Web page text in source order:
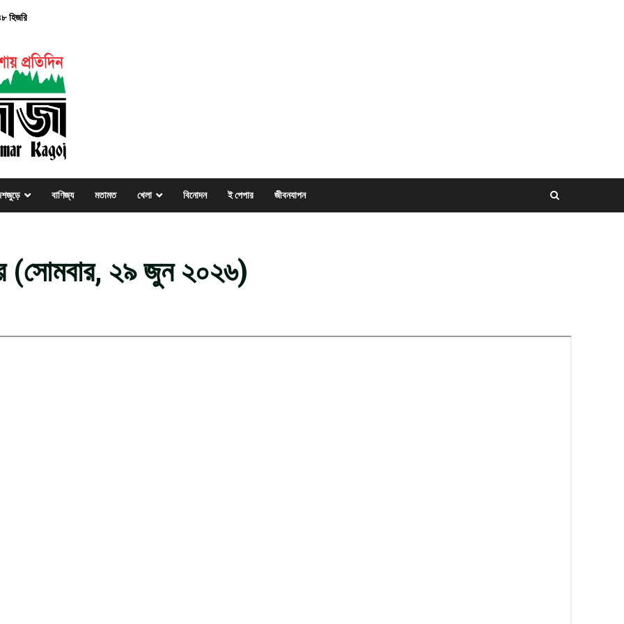
হিজরি
বাণিজ্য মতামত খেলা বিনোদন ই পেপার জীবনযাপন
(সোমবার, ২৯ জুন ২০২৬)